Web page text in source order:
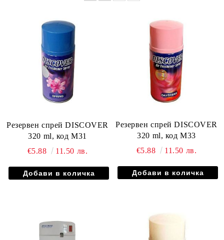
Резервен спрей DISCOVER
320 ml, код М31
€5.88
11.50 лв.
Резервен спрей DISCOVER
320 ml, код М33
€5.88
11.50 лв.